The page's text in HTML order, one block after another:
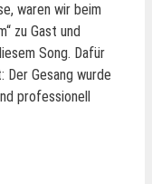
waren wir beim
zu Gast und
Song. Dafür
Der Gesang wurde
professionell